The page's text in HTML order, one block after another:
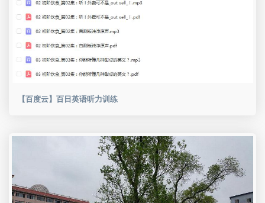
【百度云】百日英语听力训练